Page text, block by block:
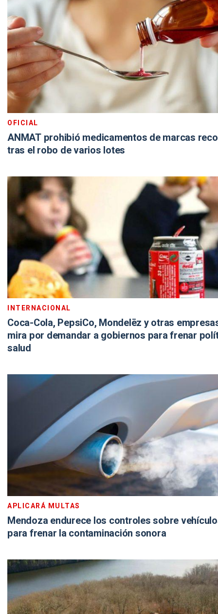
OFICIAL
ANMAT prohibió medicamentos de marcas
tras el robo de varios lotes
INTERNACIONAL
Coca-Cola, PepsiCo, Mondelēz y otras
mira por demandar a gobiernos para frenar
salud
APLICARÁ MULTAS
Mendoza endurece los controles sobre
para frenar la contaminación sonora